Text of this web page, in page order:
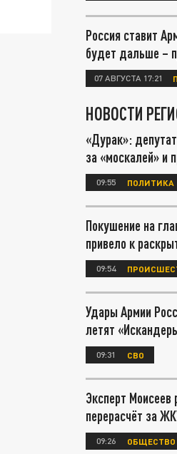
Россия ставит
будет дальше –
07 АВГУСТА 17:21
НОВОСТИ
«Дурак»:
за «москалей» и
09:55 ПОЛИТИКА
Покушение на
привело к
09:54
Удары Армии
летят
09:31 СВО
Эксперт Моисеев
перерасчёт за
09:26 ОБЩЕСТВО